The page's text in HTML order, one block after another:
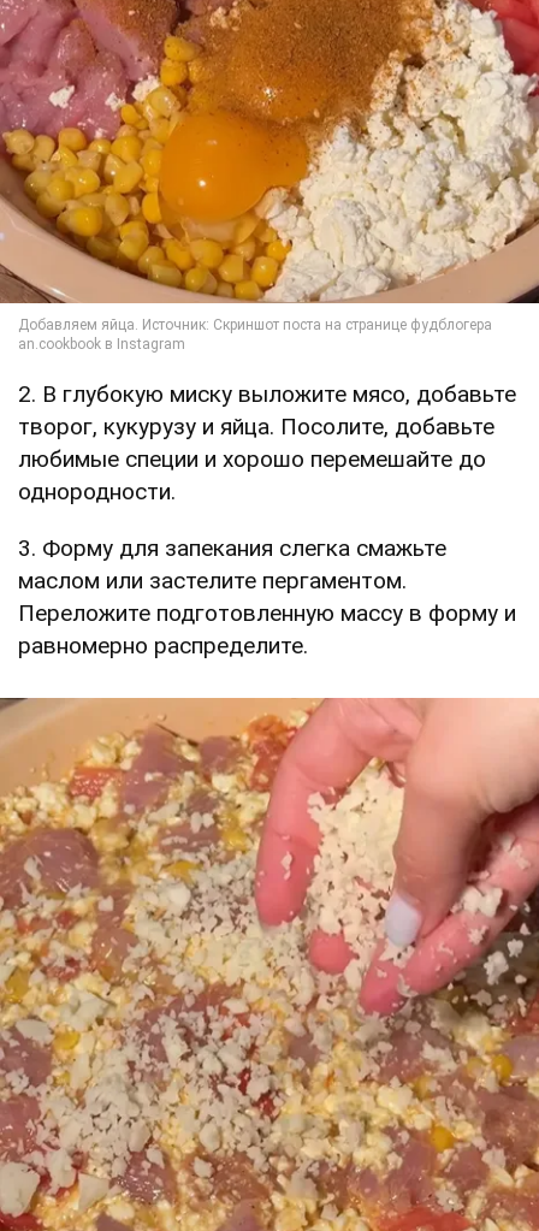
2. В глубокую миску выложите мясо, добавьте
творог, кукурузу и яйца. Посолите, добавьте
любимые специи и хорошо перемешайте до
однородности.
3. Форму для запекания слегка смажьте
маслом или застелите пергаментом.
Переложите подготовленную массу в форму и
равномерно распределите.